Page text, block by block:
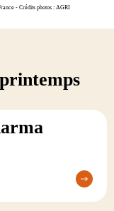
- Crédits photos : AGRI